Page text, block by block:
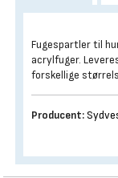
Fugespartler til
acrylfuger.
forskellige
Producent: